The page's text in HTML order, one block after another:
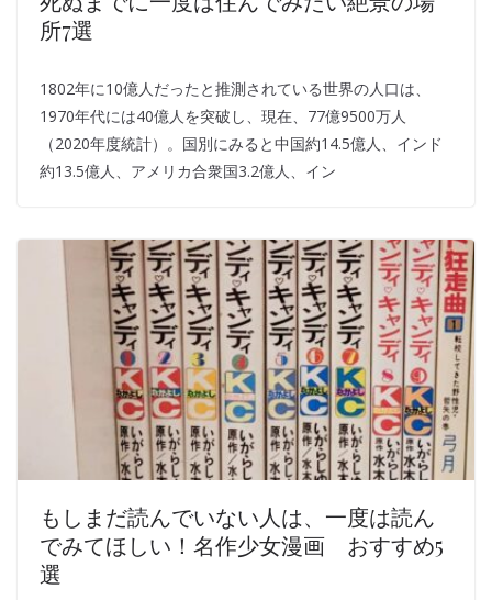
所7選
1802年に10億人だったと推測されている世界の人口は、
1970年代には40億人を突破し、現在、77億9500万人
（2020年度統計）。国別にみると中国約14.5億人、インド
約13.5億人、アメリカ合衆国3.2億人、イン
もしまだ読んでいない人は、一度は読ん
でみてほしい！名作少女漫画 おすすめ5
選